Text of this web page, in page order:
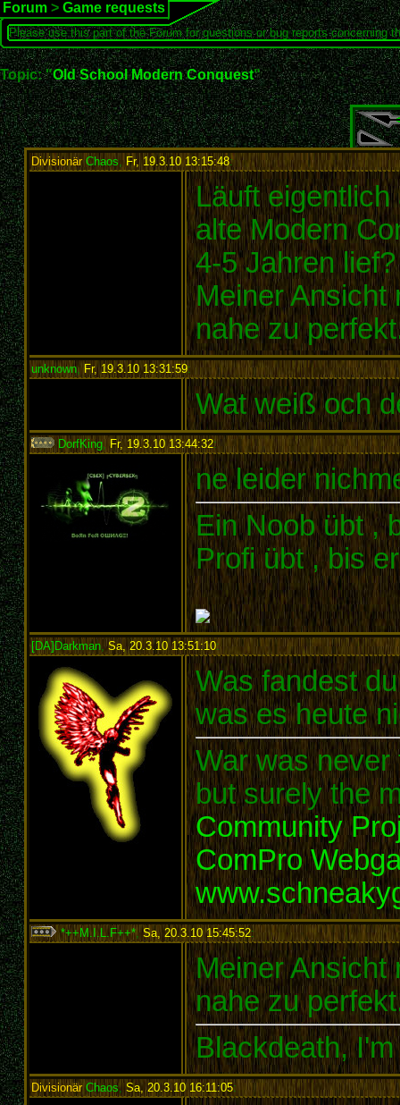
Forum > Game requests
Please use this part of the Forum for questions or bug reports concerning
Topic: "Old School Modern Conquest"
DivisionärChaos Fr, 19.3.10 13:15:48:
Läuft
alte Modern
4-5 Jahren lief?
Meiner Ansicht
nahe zu
unknown, Fr, 19.3.10 13:31:59:
Wat weiß och
DorfKing,Fr, 19.3.10 13:44:32:
ne leider
Ein Noob übt ,
Profi übt , bis
[DA]Darkman,Sa, 20.3.10 13:51:10:
Was fandest
was es heute
War was never
but surely the
Community
ComPro
*++M.I.L.F++*, Sa, 20.3.10 15:45:52:
Meiner Ansicht
nahe zu
Blackdeath,
DivisionärChaos,Sa, 20.3.10 16:11:05: